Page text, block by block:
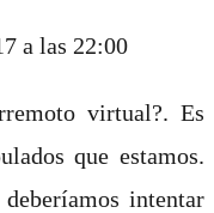
a las 22:00
virtual?. Es
que estamos.
intentar